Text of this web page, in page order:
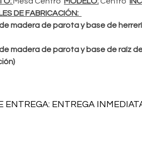
DE FABRICACIÓN:
madera de parota y base de
madera de parota y base de raíz
ENTREGA: ENTREGA